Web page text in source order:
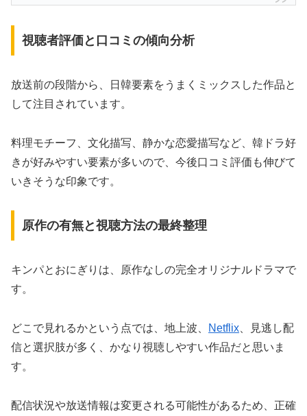
視聴者評価と口コミの傾向分析
放送前の段階から、日韓要素をうまくミックスした作品と
して注目されています。
料理モチーフ、文化描写、静かな恋愛描写など、韓ドラ好
きが好みやすい要素が多いので、今後口コミ評価も伸びて
いきそうな印象です。
原作の有無と視聴方法の最終整理
キンパとおにぎりは、原作なしの完全オリジナルドラマで
す。
どこで見れるかという点では、地上波、 Netflix 、見逃し配
信と選択肢が多く、かなり視聴しやすい作品だと思いま
す。
配信状況や放送情報は変更される可能性があるため、正確